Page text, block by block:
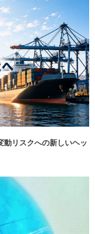
動リスクへの新しいヘッ